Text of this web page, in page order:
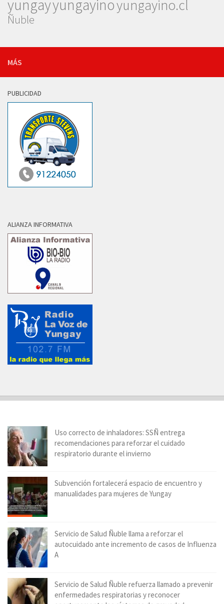
yungayyungayinoyungayino.cl
Ñuble
MÁS
PUBLICIDAD
ALIANZA INFORMATIVA
Uso correcto de inhaladores: SSÑ entrega
recomendaciones para reforzar el cuidado
respiratorio durante el invierno
Subvención fortalecerá espacio de encuentro y
manualidades para mujeres de Yungay
Servicio de Salud Ñuble llama a reforzar el
autocuidado ante incremento de casos de Influenza
A
Servicio de Salud Ñuble refuerza llamado a prevenir
enfermedades respiratorias y reconocer